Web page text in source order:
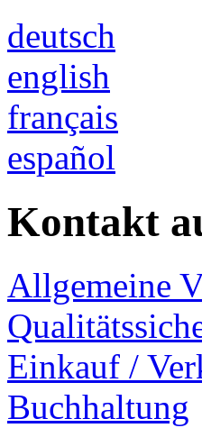
deutsch
english
français
español
Kontakt
Allgemeine
Einkauf /
Buchhaltung